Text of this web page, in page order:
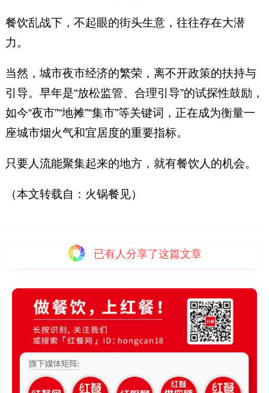
餐饮乱战下，不起眼的街头生意，往往存在大潜
力。
当然，城市夜市经济的繁荣，离不开政策的扶持与
引导。早年是“放松监管、合理引导”的试探性鼓励，
如今“夜市”“地摊”“集市”等关键词，正在成为衡量一
座城市烟火气和宜居度的重要指标。
只要人流能聚集起来的地方，就有餐饮人的机会。
（本文转载自：火锅餐见）
已有人分享了这篇文章